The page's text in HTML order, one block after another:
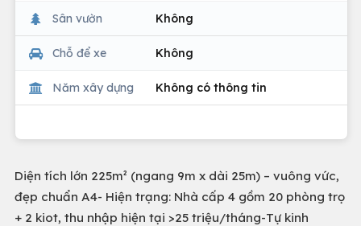
Sân vườn Không
Chỗ để xe Không
Năm xây dựng Không có thông tin
Diện tích lớn 225m² (ngang 9m x dài 25m) – vuông vức,
đẹp chuẩn A4- Hiện trạng: Nhà cấp 4 gồm 20 phòng trọ
+ 2 kiot, thu nhập hiện tại >25 triệu/tháng-Tự kinh